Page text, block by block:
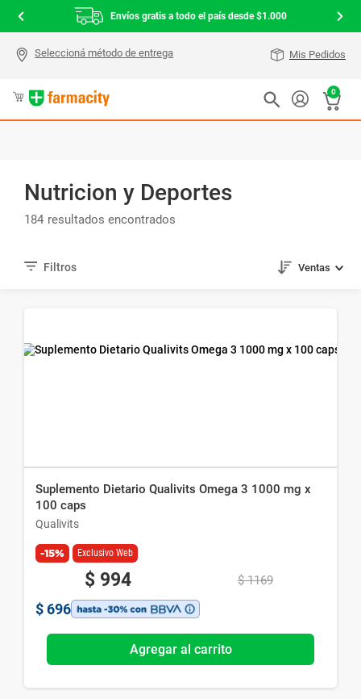
Envíos gratis a todo el país desde $1.000
Mis Pedidos
0
Nutricion y Deportes
184
Ventas
Suplemento Dietario Qualivits Omega 3 1000 mg x
100 caps
Qualivits
-15% Exclusivo Web
$ 994 $ 1169
$ 696
Agregar al carrito